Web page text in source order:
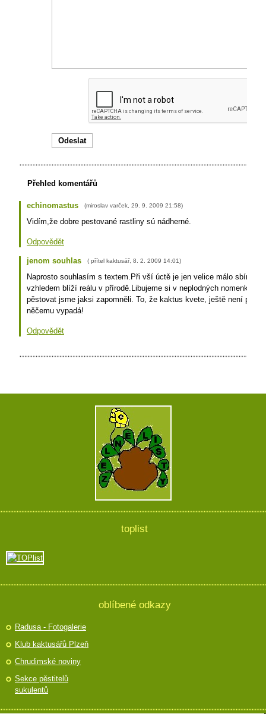
Přehled komentářů
echinomastus (miroslav varček 29. 9. 2009 21:58)
Vidím,že dobre pestované rastliny sú nádherné.
Odpovědět
jenom souhlas ( přítel kaktusář, 8. 2. 2009 14:01)
Naprosto souhlasím s textem.Při vší úctě je jen velice málo sbírek,
vzhledem blíží reálu v přírodě.Libujeme si v neplodných
pěstovat jsme jaksi zapomněli. To, že kaktus kvete, ještě není
něčemu vypadá!
Odpovědět
toplist
oblíbené odkazy
Radusa - Fotogalerie
Klub kaktusářů Plzeň
Chrudimské noviny
Sekce pěstitelů
sukulentů